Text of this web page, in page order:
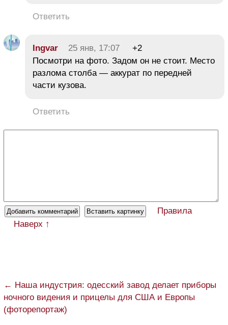
Ответить
Ingvar 25 янв, 17:07
+2
Посмотри на фото. Задом он не стоит. Место
разлома столба — аккурат по передней
части кузова.
Ответить
Правила
Наверх ↑
← Наша индустрия: одесский завод делает приборы
ночного видения и прицелы для США и Европы
(фоторепортаж)